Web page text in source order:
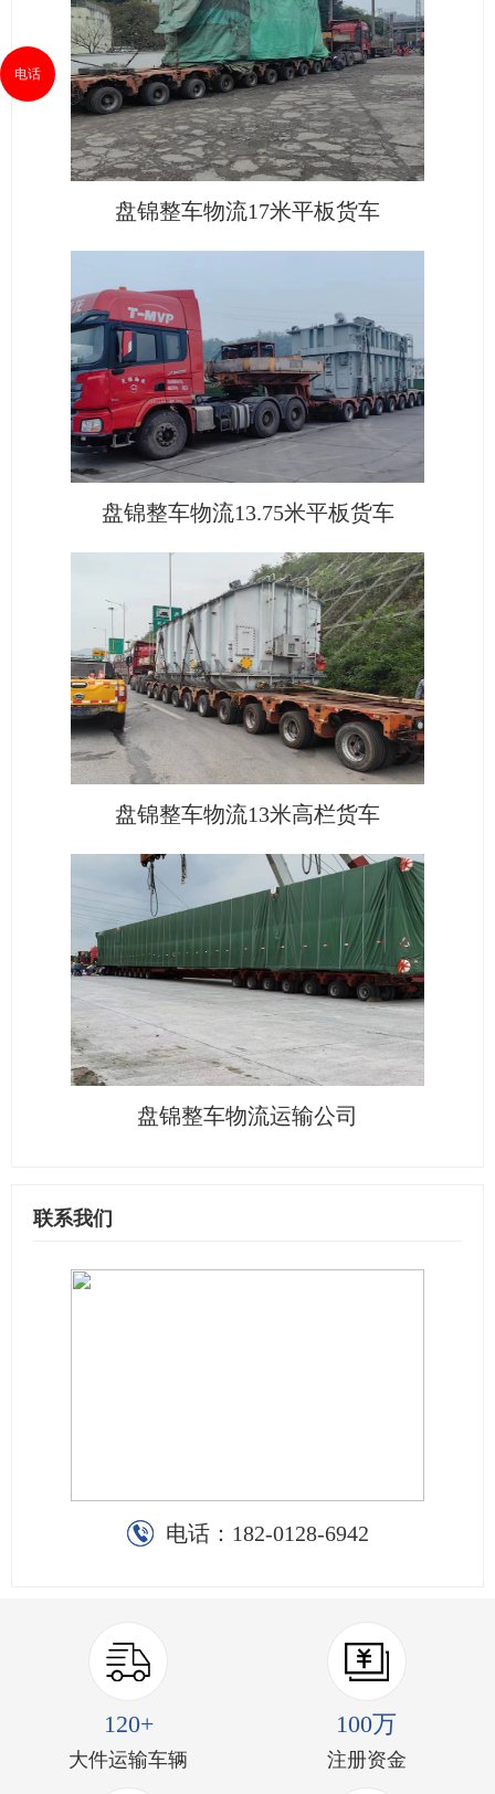
盘锦整车物流17米平板货车
盘锦整车物流13.75米平板货车
盘锦整车物流13米高栏货车
盘锦整车物流运输公司
联系我们
电话： 182-0128-6942
120+
大件运输车辆
100万
注册资金
电话